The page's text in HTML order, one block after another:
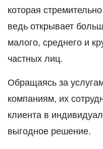
которая
ведь открывает
малого, среднего и
частных лиц.
Обращаясь за
компаниям, их
клиента в
выгодное решение.